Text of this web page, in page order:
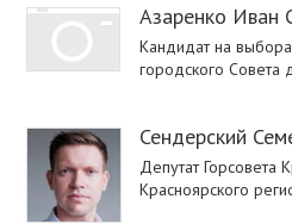
Азаренко Иван
Кандидат на
городского Совета
Сендерский
Депутат Горсовета
Красноярского